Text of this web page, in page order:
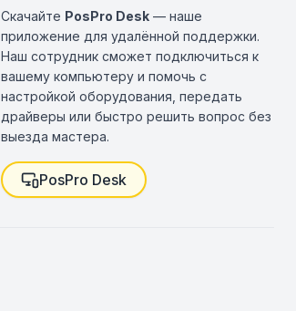
Скачайте PosPro Desk — наше
приложение для удалённой поддержки.
Наш сотрудник сможет подключиться к
вашему компьютеру и помочь с
настройкой оборудования, передать
драйверы или быстро решить вопрос без
выезда мастера.
PosPro Desk